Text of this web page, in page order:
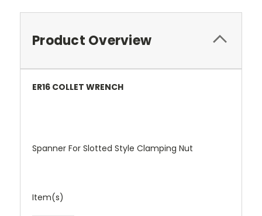
Product Overview
ER16 COLLET WRENCH
Spanner For Slotted Style Clamping Nut
Item(s)